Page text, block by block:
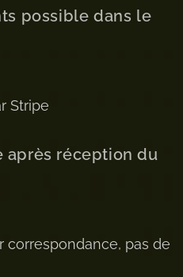
possible dans le
Stripe
après réception du
pas de